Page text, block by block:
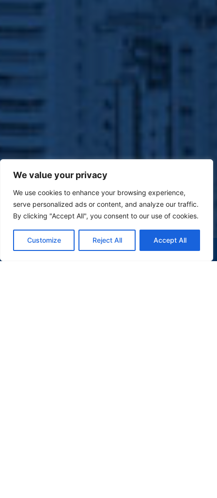
We value your privacy
We use cookies to enhance your browsing experience,
serve personalized ads or content, and analyze our traffic.
By clicking "Accept All", you consent to our use of cookies.
Customize Reject All Accept All
(47) 9 9977-7630